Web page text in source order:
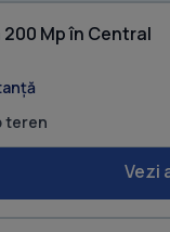
Mp în Central
teren
Vezi